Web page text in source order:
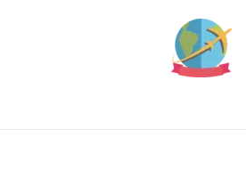
إلى
المحتوى